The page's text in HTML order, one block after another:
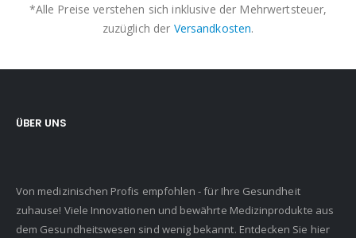
*Alle Preise verstehen sich inklusive der Mehrwertsteuer,
zuzüglich der Versandkosten.
ÜBER UNS
Von medizinischen Profis empfohlen - für Ihre Gesundheit
zuhause! Viele Innovationen und bewährte Medizinprodukte aus
dem Gesundheitswesen sind wenig bekannt. Entdecken Sie hier